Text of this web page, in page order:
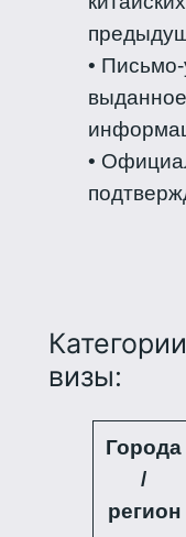
•
•
визы:
Города
/
регион